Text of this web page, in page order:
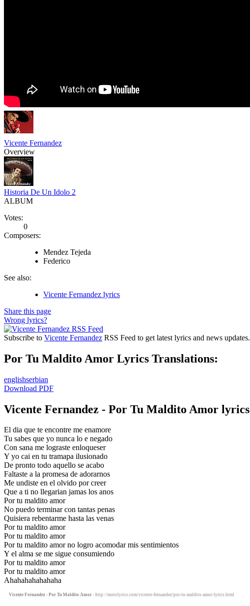
Vicente Fernandez
Overview
Historia De Un Idolo 2
ALBUM
Votes:
0
Composers:
Mendez Tejeda
Federico
See also:
Vicente Fernandez lyrics
Share this page
Wrong lyrics?
Subscribe to Vicente Fernandez RSS Feed to get latest lyrics and news updates.
Por Tu Maldito Amor Lyrics Translations:
englishserbian
Download PDF
Vicente Fernandez - Por Tu Maldito Amor lyrics
El dia que te encontre me enamore
Tu sabes que yo nunca lo e negado
Con sana me lograste enloqueser
Y yo cai en tu tramapa ilusionado
De pronto todo aquello se acabo
Faltaste a la promesa de adorarnos
Me undiste en el olvido por creer
Que a ti no llegarian jamas los anos
Por tu maldito amor
No puedo terminar con tantas penas
Quisiera rebentarme hasta las venas
Por tu maldito amor
Por tu maldito amor
Por tu maldito amor no logro acomodar mis sentimientos
Y el alma se me sigue consumiendo
Por tu maldito amor
Por tu maldito amor
Ahahahahahahaha
Vicente Fernandez - Por Tu Maldito Amor - http://motolyrics.com/vicente-fernandez/por-tu-maldito-amor-lyrics.html